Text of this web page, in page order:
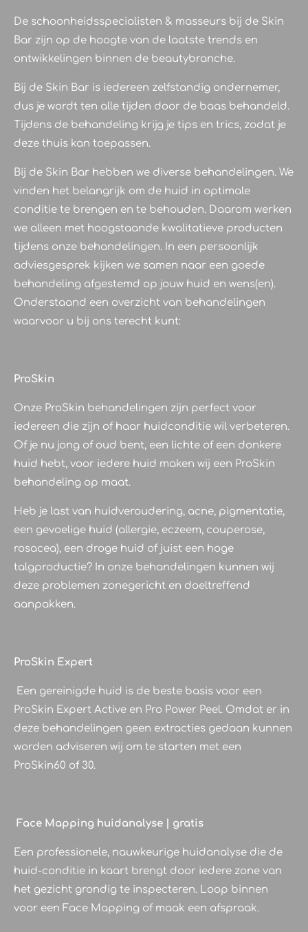
De schoonheidsspecialisten & masseurs bij de Skin
Bar zijn op de hoogte van de laatste trends en
ontwikkelingen binnen de beautybranche.
Bij de Skin Bar is iedereen zelfstandig ondernemer,
dus je wordt ten alle tijden door de baas behandeld.
Tijdens de behandeling krijg je tips en trics, zodat je
deze thuis kan toepassen.
Bij de Skin Bar hebben we diverse behandelingen. We
vinden het belangrijk om de huid in optimale
conditie te brengen en te behouden. Daarom werken
we alleen met hoogstaande kwalitatieve producten
tijdens onze behandelingen. In een persoonlijk
adviesgesprek kijken we samen naar een goede
behandeling afgestemd op jouw huid en wens(en).
Onderstaand een overzicht van behandelingen
waarvoor u bij ons terecht kunt:
ProSkin
Onze ProSkin behandelingen zijn perfect voor
iedereen die zijn of haar huidconditie wil verbeteren.
Of je nu jong of oud bent, een lichte of een donkere
huid hebt, voor iedere huid maken wij een ProSkin
behandeling op maat.
Heb je last van huidveroudering, acne, pigmentatie,
een gevoelige huid (allergie, eczeem, couperose,
rosacea), een droge huid of juist een hoge
talgproductie? In onze behandelingen kunnen wij
deze problemen zonegericht en doeltreffend
aanpakken.
ProSkin Expert
Een gereinigde huid is de beste basis voor een
ProSkin Expert Active en Pro Power Peel. Omdat er in
deze behandelingen geen extracties gedaan kunnen
worden adviseren wij om te starten met een
ProSkin60 of 30.
Face Mapping huidanalyse | gratis
Een professionele, nauwkeurige huidanalyse die de
huid-conditie in kaart brengt door iedere zone van
het gezicht grondig te inspecteren. Loop binnen
voor een Face Mapping of maak een afspraak.